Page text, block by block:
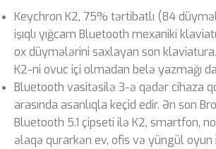
Keychron K2, 75% tərtibatlı (84
işıqlı yığcam Bluetooth mexaniki
ox düymələrini saxlayan son
K2-ni ovuc içi olmadan belə yazmağı
Bluetooth vasitəsilə 3-ə qədər cihaza
arasında asanlıqla keçid edir. Ən son
Bluetooth 5.1 çipseti ilə K2, smartfon,
əlaqə qurarkən ev, ofis və yüngül oyun